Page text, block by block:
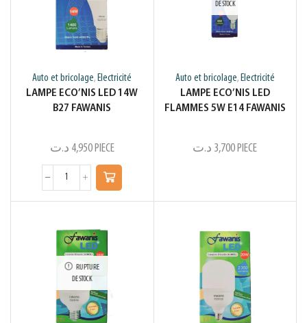
Auto et bricolage, Electricité
LAMPE ECO’NIS LED 14W
B27 FAWANIS
4,950 د.ت PIECE
DE STOCK
Auto et bricolage, Electricité
LAMPE ECO’NIS LED
FLAMMES 5W E14 FAWANIS
3,700 د.ت PIECE
RUPTURE
DE STOCK